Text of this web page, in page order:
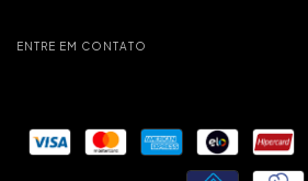
ENTRE EM CONTATO